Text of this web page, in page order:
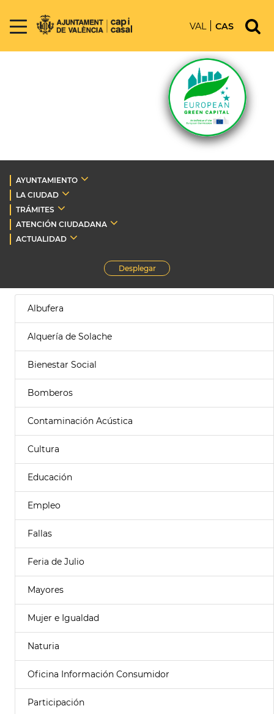
VAL CAS
AYUNTAMIENTO
LA CIUDAD
TRÁMITES
ATENCIÓN CIUDADANA
ACTUALIDAD
Desplegar
Albufera
Alquería de Solache
Bienestar Social
Bomberos
Contaminación Acústica
Cultura
Educación
Empleo
Fallas
Feria de Julio
Mayores
Mujer e Igualdad
Naturia
Oficina Información Consumidor
Participación